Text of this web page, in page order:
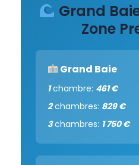
Grand
Zone
Grand Baie
1chambre: 461 €
2chambres: 829 €
3chambres: 1 750 €